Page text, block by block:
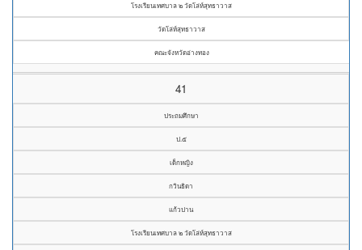
โรงเรียนเทศบาล ๒ วัดโล่ห์สุทธาวาส
วัดโล่ห์สุทธาวาส
คณะจังหวัดอ่างทอง
41
ประถมศึกษา
ป.๕
เด็กหญิง
กวินธิดา
แก้วปาน
โรงเรียนเทศบาล ๒ วัดโล่ห์สุทธาวาส